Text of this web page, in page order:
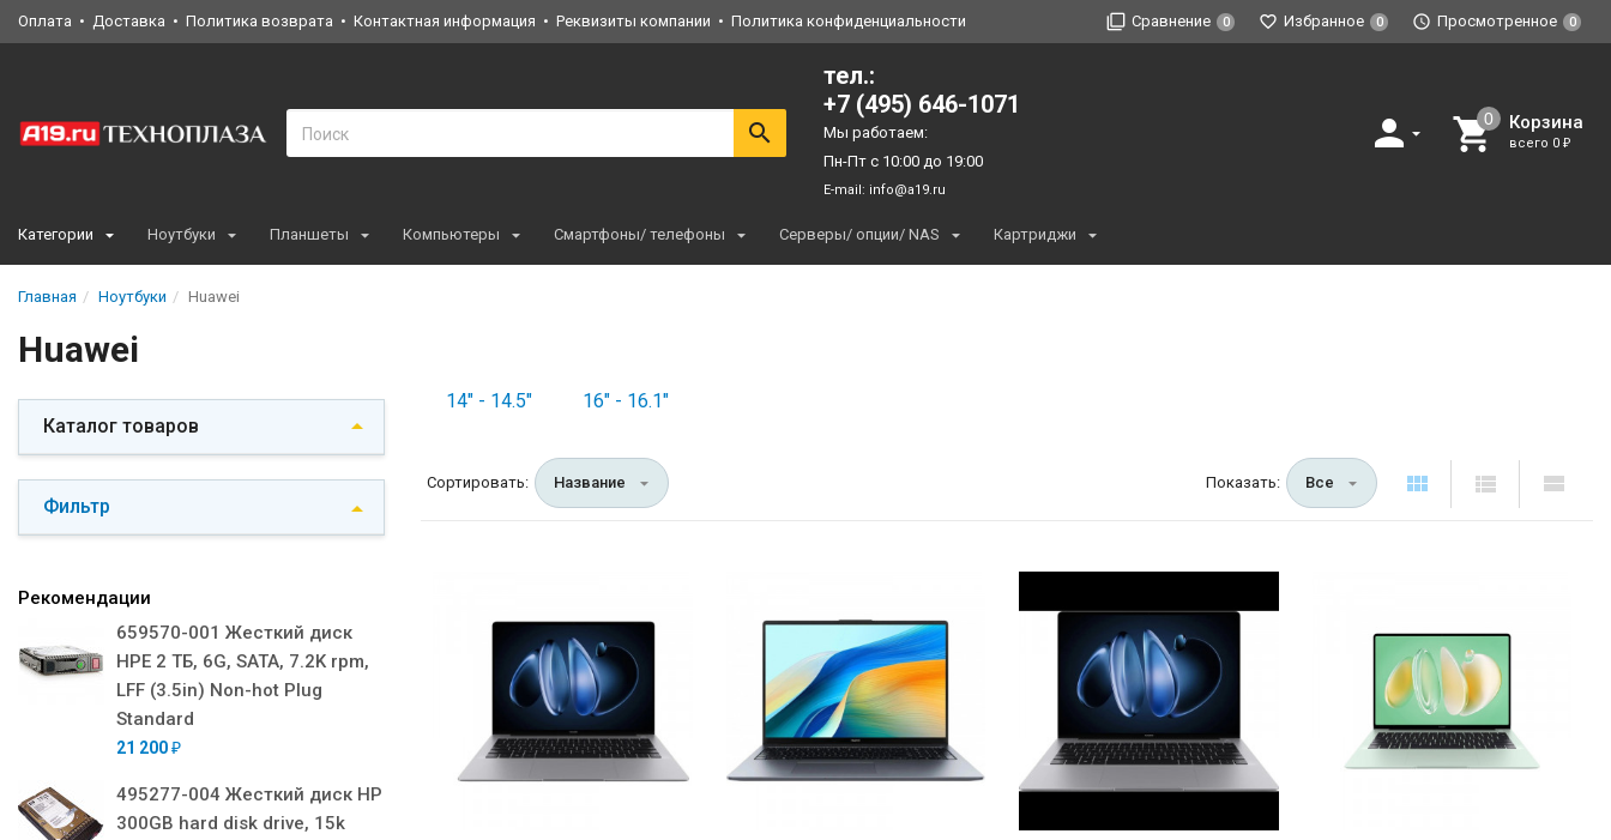
Оплата Доставка Политика возврата Контактная информация Реквизиты компании Политика конфиденциальности Сравнение 0 Избранное 0 Просмотренное 0
тел.:
+7 (495) 646-1071
Мы работаем:
Пн-Пт с 10:00 до 19:00
E-mail: info@a19.ru
Корзина
всего 0 ₽
Категории Ноутбуки Планшеты Компьютеры Смартфоны/ телефоны Серверы/ опции/ NAS Картриджи
Главная Ноутбуки Huawei
Huawei
Каталог товаров
Фильтр
Рекомендации
659570-001 Жесткий диск
HPE 2 ТБ, 6G, SATA, 7.2K rpm,
LFF (3.5in) Non-hot Plug
Standard
21 200 ₽
495277-004 Жесткий диск HP
300GB hard disk drive, 15k
14" - 14.5" 16" - 16.1"
Сортировать: Название Показать: Все